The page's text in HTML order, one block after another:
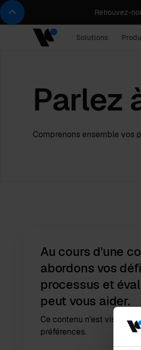
Retrouvez-
Solutions
Parlez
Comprenons ensemble vos
Au cours d'une
abordons vos
processus et
peut vous aider.
Ce contenu n'est visible
préférences.